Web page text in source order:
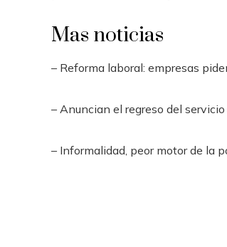
Mas noticias
– Reforma laboral: empresas
– Anuncian el regreso del
– Informalidad, peor motor de la